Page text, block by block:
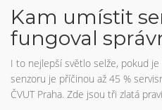
Kam umístit
fungoval
I to nejlepší světlo selže, pokud
senzoru je příčinou až 45 %
ČVUT Praha. Zde jsou tři zlatá